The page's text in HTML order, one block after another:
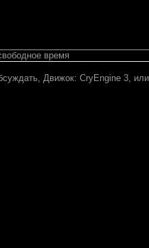
время
Движок: CryEngine 3,